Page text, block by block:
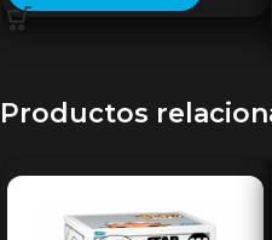
Productos